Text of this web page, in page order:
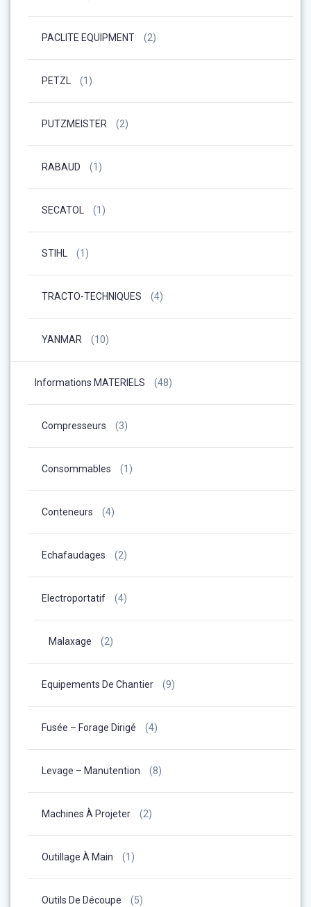
PACLITE EQUIPMENT (2)
PETZL (1)
PUTZMEISTER (2)
RABAUD (1)
SECATOL (1)
STIHL (1)
TRACTO-TECHNIQUES (4)
YANMAR (10)
Informations MATERIELS (48)
Compresseurs (3)
Consommables (1)
Conteneurs (4)
Echafaudages (2)
Electroportatif (4)
Malaxage (2)
Equipements De Chantier (9)
Fusée – Forage Dirigé (4)
Levage – Manutention (8)
Machines À Projeter (2)
Outillage À Main (1)
Outils De Découpe (5)